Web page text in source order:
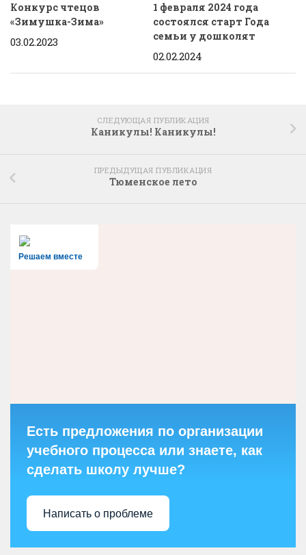
Конкурс чтецов
«Зимушка-Зима»
03.02.2023
1 февраля 2024 года
состоялся старт Года
семьи у дошколят
02.02.2024
СЛЕДУЮЩАЯ ПУБЛИКАЦИЯ
Каникулы! Каникулы!
ПРЕДЫДУЩАЯ ПУБЛИКАЦИЯ
Тюменское лето
Решаем вместе
Есть предложения по организации
учебного процесса или знаете, как
сделать школу лучше?
Написать о проблеме